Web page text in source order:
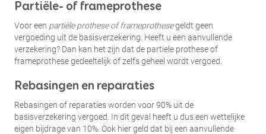
Partiële- of frameprothese
Voor een partiële prothese of frameprothesegeldt geen
vergoeding uit de basisverzekering. Heeft u een aanvullende
verzekering? Dan kan het zijn dat de partiele prothese of
frameprothese gedeeltelijk of zelfs geheel wordt vergoed.
Rebasingen en reparaties
Rebasingen of reparaties worden voor 90% uit de
basisverzekering vergoed. In dit geval heeft u dus een wettelijke
eigen bijdrage van 10%. Ook hier geld dat bij een aanvullende